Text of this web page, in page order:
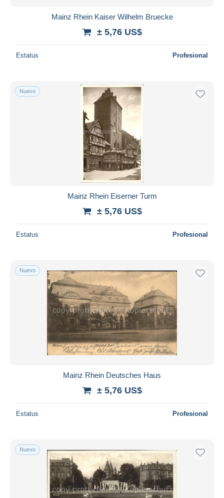
Mainz Rhein Kaiser Wilhelm Bruecke
± 5,76 US$
Estatus Profesional
Nuevo
Mainz Rhein Eiserner Turm
± 5,76 US$
Estatus Profesional
Nuevo
Mainz Rhein Deutsches Haus
± 5,76 US$
Estatus Profesional
Nuevo